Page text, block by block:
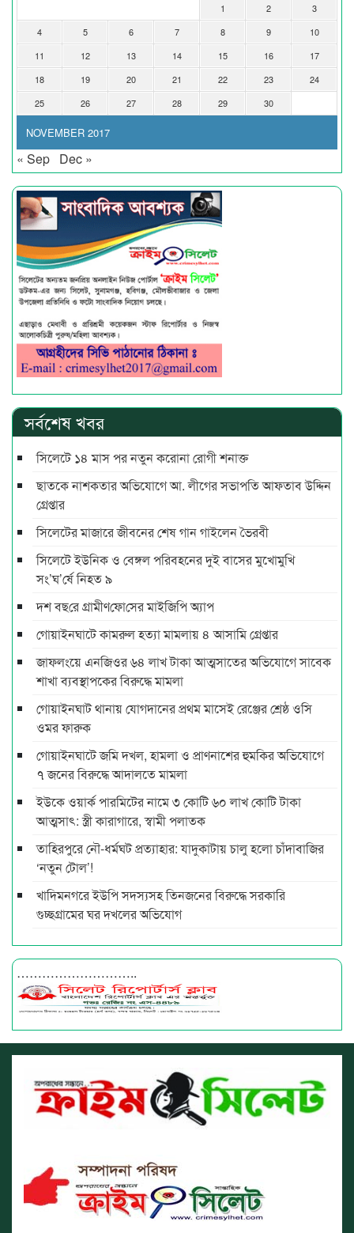
NOVEMBER 2017
1 2
3
4
5 6 7 8 9
10
11
12 13 14 15 16
17
18
19 20 21 22 23
24
25
26 27 28 29 30
« Sep Dec »
সর্বশেষ খবর
সিলেটে ১৪ মাস পর নতুন করোনা রোগী শনাক্ত
ছাতকে নাশকতার অভিযোগে আ. লীগের সভাপ‌তি আফতাব উদ্দিন
গ্রেপ্তার
সিলেটের মাজারে জীবনের শেষ গান গাইলেন ভৈরবী
সিলেটে ইউনিক ও বেঙ্গল পরিবহনের দুই বাসের মুখোমুখি
সং’ঘ’র্ষে নিহত ৯
দশ বছ‌রে গ্রামীণ‌ফো‌সের মাইজিপি অ্যাপ
গোয়াইনঘাটে কামরুল হত্যা মামলায় ৪ আসামি গ্রেপ্তার
জাফলংয়ে এনজিওর ৬৪ লাখ টাকা আত্মসাতের অভিযোগে সাবেক
শাখা ব্যবস্থাপকের বিরুদ্ধে মামলা
গোয়াইনঘাট থানায় যোগদানের প্রথম মাসেই রেঞ্জের শ্রেষ্ঠ ওসি
ওমর ফারুক
গোয়াইনঘাটে জমি দখল, হামলা ও প্রাণনাশের হুমকির অভিযোগে
৭ জনের বিরুদ্ধে আদালতে মামলা
ইউকে ওয়ার্ক পারমিটের নামে ৩ কোটি ৬০ লাখ কোটি টাকা
আত্মসাৎ: স্ত্রী কারাগারে, স্বামী পলাতক
তাহিরপুরে নৌ-ধর্মঘট প্রত্যাহার: যাদুকাটায় চালু হলো চাঁদাবাজির
‘নতুন টোল’!
খাদিমনগরে ইউপি সদস্যসহ তিনজনের বিরুদ্ধে সরকারি
গুচ্ছগ্রামের ঘর দখলের অভিযোগ
………………………..